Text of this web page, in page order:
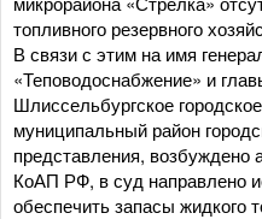
топливного резервного
В связи с этим на имя
«Теповодоснабжение» и
Шлиссельбургское
муниципальный район
представления, возбуждено
КоАП РФ, в суд направлено
обеспечить запасы жидкого